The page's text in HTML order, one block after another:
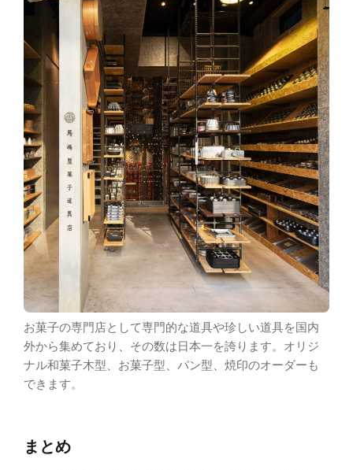
お菓子の専門店として専門的な道具や珍しい道具を国内
外から集めており、その数は日本一を誇ります。オリジ
ナル和菓子木型、お菓子型、パン型、焼印のオーダーも
できます。
まとめ